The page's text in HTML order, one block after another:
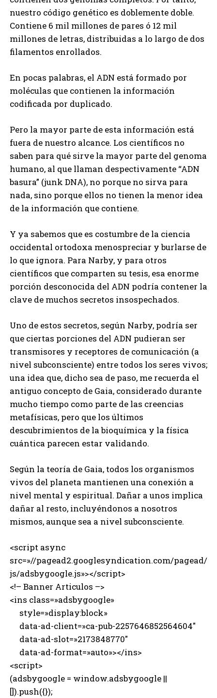
nuestro código genético es doblemente doble.
Contiene 6 mil millones de pares ó 12 mil
millones de letras, distribuidas a lo largo de dos
filamentos enrollados.
En pocas palabras, el ADN está formado por
moléculas que contienen la información
codificada por duplicado.
Pero la mayor parte de esta información está
fuera de nuestro alcance. Los científicos no
saben para qué sirve la mayor parte del genoma
humano, al que llaman despectivamente “ADN
basura” (junk DNA), no porque no sirva para
nada, sino porque ellos no tienen la menor idea
de la información que contiene.
Y ya sabemos que es costumbre de la ciencia
occidental ortodoxa menospreciar y burlarse de
lo que ignora. Para Narby, y para otros
científicos que comparten su tesis, esa enorme
porción desconocida del ADN podría contener la
clave de muchos secretos insospechados.
Uno de estos secretos, según Narby, podría ser
que ciertas porciones del ADN pudieran ser
transmisores y receptores de comunicación (a
nivel subconsciente) entre todos los seres vivos;
una idea que, dicho sea de paso, me recuerda el
antiguo concepto de Gaia, considerado durante
mucho tiempo como parte de las creencias
metafísicas, pero que los últimos
descubrimientos de la bioquímica y la física
cuántica parecen estar validando.
Según la teoría de Gaia, todos los organismos
vivos del planeta mantienen una conexión a
nivel mental y espiritual. Dañar a unos implica
dañar al resto, incluyéndonos a nosotros
mismos, aunque sea a nivel subconsciente.
<script async
src=»//pagead2.googlesyndication.com/pagead/
js/adsbygoogle.js»></script>
<!– Banner Articulos –>
<ins class=»adsbygoogle»
style=»display:block»
data-ad-client=»ca-pub-2257646852564604″
data-ad-slot=»2173848770″
data-ad-format=»auto»></ins>
<script>
(adsbygoogle = window.adsbygoogle ||
[]).push({});